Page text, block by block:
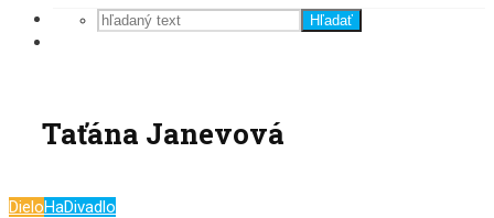
Hľadať
Taťána Janevová
DieloHaDivadlo